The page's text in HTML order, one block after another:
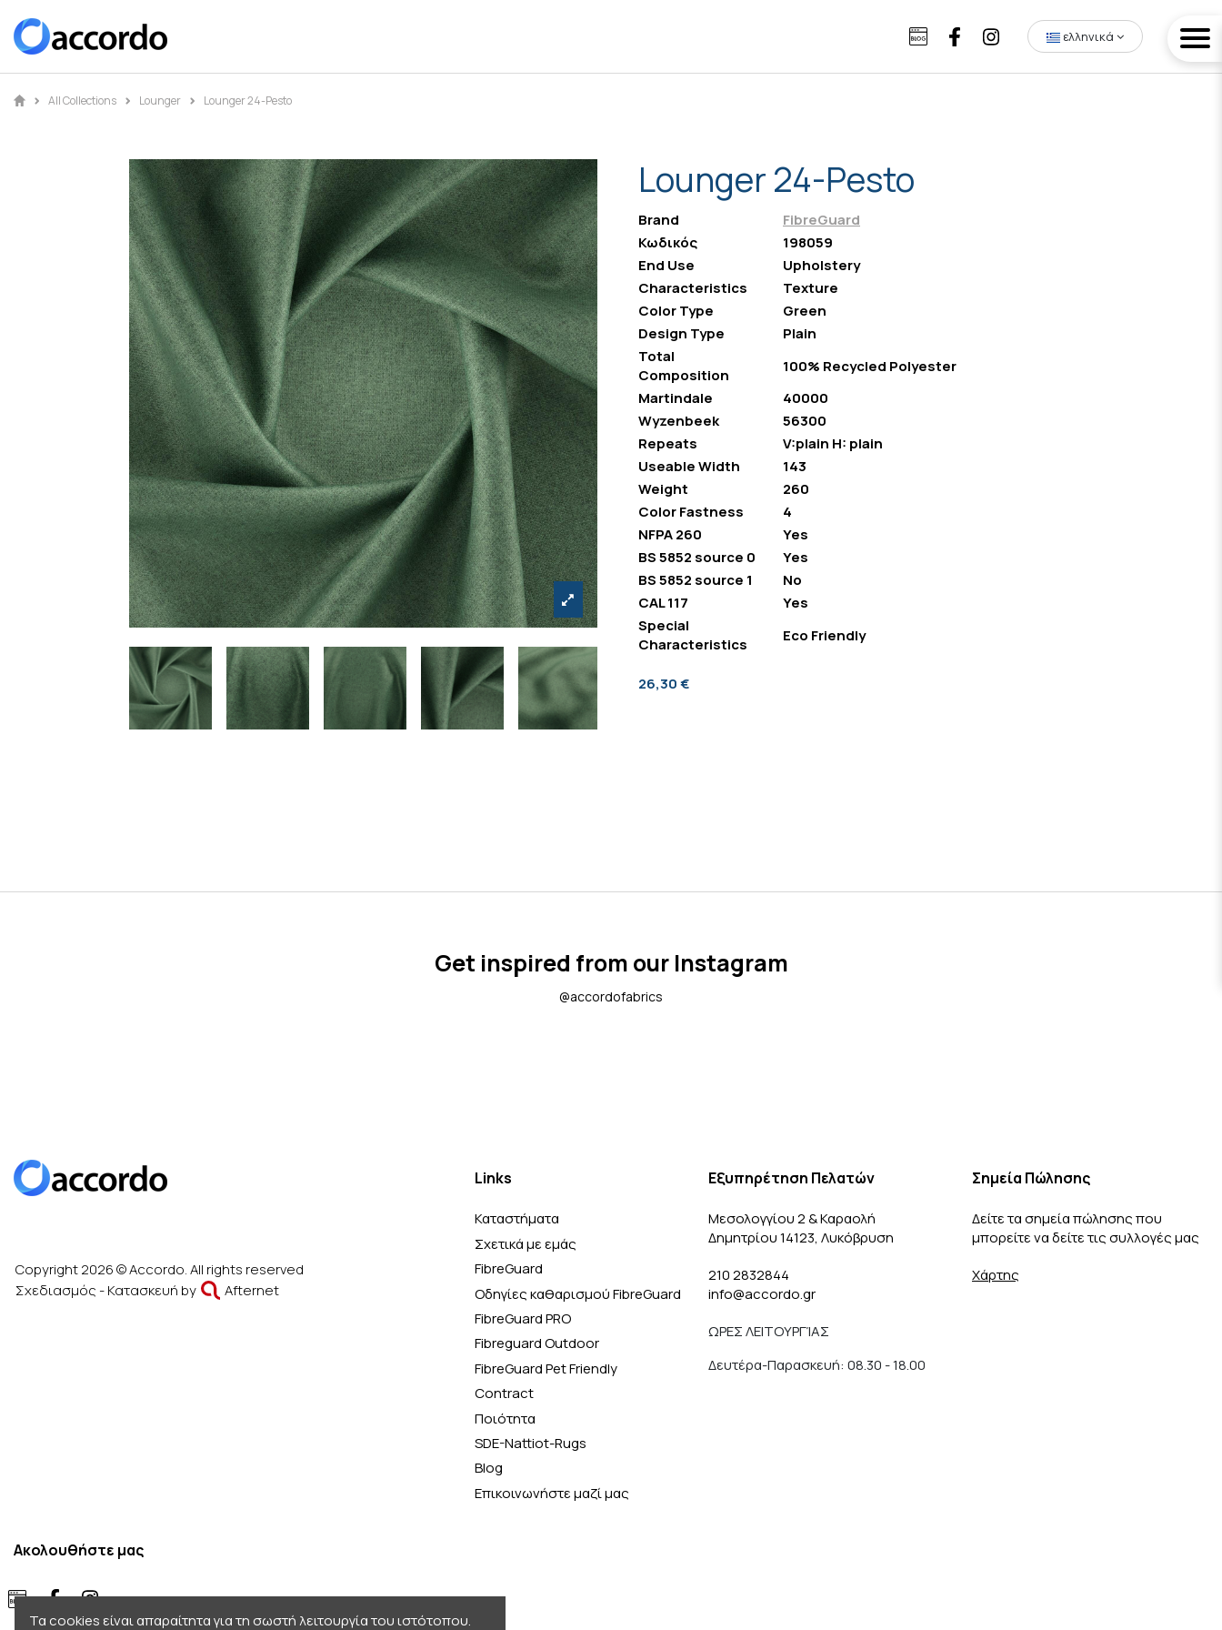
ελληνικά
All Collections Lounger Lounger 24-Pesto
Lounger 24-Pesto
Brand
FibreGuard
Κωδικός
198059
End Use
Upholstery
Characteristics
Texture
Color Type
Green
Design Type
Plain
Total
Composition
100% Recycled Polyester
Martindale
40000
Wyzenbeek
56300
Repeats
V:plain H: plain
Useable Width
143
Weight
260
Color Fastness
4
NFPA 260
Yes
BS 5852 source 0
Yes
BS 5852 source 1
No
CAL 117
Yes
Special
Characteristics
Eco Friendly
26,30 €
Get inspired from our Instagram
@accordofabrics
Copyright 2026 © Accordo. All rights reserved
Σχεδιασμός - Κατασκευή by
Afternet
Links
Καταστήματα
Σχετικά με εμάς
FibreGuard
Οδηγίες καθαρισμού FibreGuard
FibreGuard PRO
Fibreguard Outdoor
FibreGuard Pet Friendly
Contract
Ποιότητα
SDE-Nattiot-Rugs
Blog
Επικοινωνήστε μαζί μας
Εξυπηρέτηση Πελατών
Μεσολογγίου 2 & Καραολή
Δημητρίου 14123, Λυκόβρυση
210 2832844
info@accordo.gr
ΩΡΕΣ ΛΕΙΤΟΥΡΓΊΑΣ
Δευτέρα-Παρασκευή: 08.30 - 18.00
Σημεία Πώλησης
Δείτε τα σημεία πώλησης που
μπορείτε να δείτε τις συλλογές μας
Χάρτης
Ακολουθήστε μας
Τα cookies είναι απαραίτητα για τη σωστή λειτουργία του ιστότοπου.